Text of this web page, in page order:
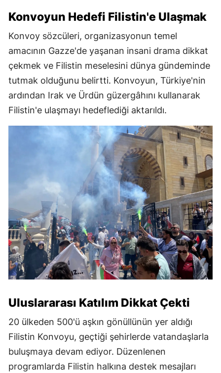
Konvoyun Hedefi Filistin'e Ulaşmak
Konvoy sözcüleri, organizasyonun temel
amacının Gazze'de yaşanan insani drama dikkat
çekmek ve Filistin meselesini dünya gündeminde
tutmak olduğunu belirtti. Konvoyun, Türkiye'nin
ardından Irak ve Ürdün güzergâhını kullanarak
Filistin'e ulaşmayı hedeflediği aktarıldı.
Uluslararası Katılım Dikkat Çekti
20 ülkeden 500'ü aşkın gönüllünün yer aldığı
Filistin Konvoyu, geçtiği şehirlerde vatandaşlarla
buluşmaya devam ediyor. Düzenlenen
programlarda Filistin halkına destek mesajları